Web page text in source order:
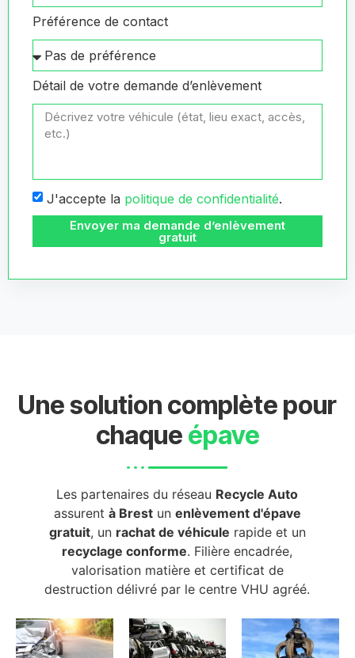
Préférence de contact
Détail de votre demande d’enlèvement
J'accepte la politique de confidentialité.
Envoyer ma demande d’enlèvement
gratuit
Une solution complète pour
chaque épave
Les partenaires du réseau Recycle Auto
assurent à Brestun enlèvement d'épave
gratuit, un rachat de véhicule rapide et un
recyclage conforme. Filière encadrée,
valorisation matière et certificat de
destruction délivré par le centre VHU agréé.